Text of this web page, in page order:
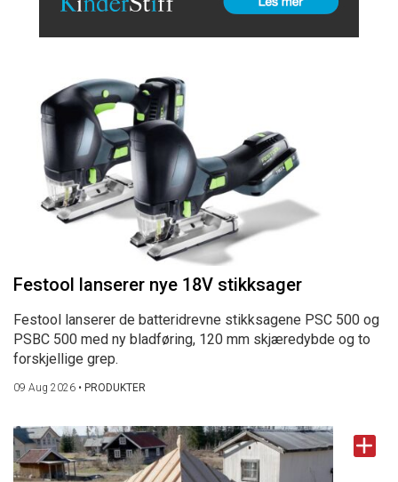
Festool lanserer nye 18V stikksager
Festool lanserer de batteridrevne stikksagene PSC 500 og
PSBC 500 med ny bladføring, 120 mm skjæredybde og to
forskjellige grep.
09 Aug 2026 • PRODUKTER